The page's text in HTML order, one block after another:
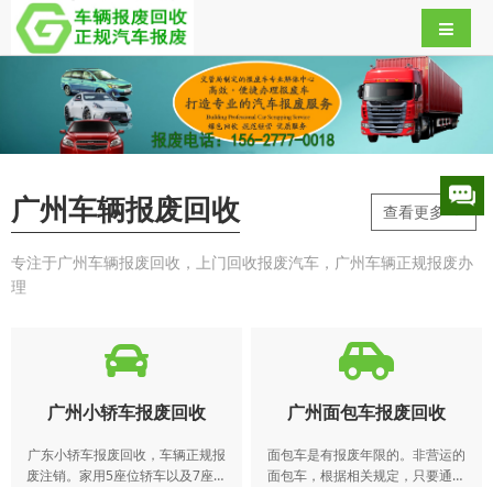
广州车辆报废回收
专注于广州车辆报废回收，上门回收报废汽车，广州车辆正规报废办
理
查看更多-->
广州小轿车报废回收
广东小轿车报废回收，车辆正规报
废注销。家用5座位轿车以及7座位
广州面包车报废回收
面包车是有报废年限的。非营运的
面包车，根据相关规定，只要通过